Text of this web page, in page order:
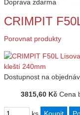
Doprava zdarma
CRIMPIT
Porovnat produkty
Dostupnost na
3815,60 Kč Cena